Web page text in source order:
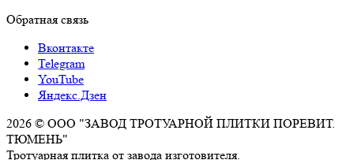
Обратная связь
Вконтакте
Telegram
YouTube
Яндекс.Дзен
2026 © ООО "ЗАВОД ТРОТУАРНОЙ ПЛИТКИ ПОРЕВИТ.
ТЮМЕНЬ"
Тротуарная плитка от завода изготовителя.